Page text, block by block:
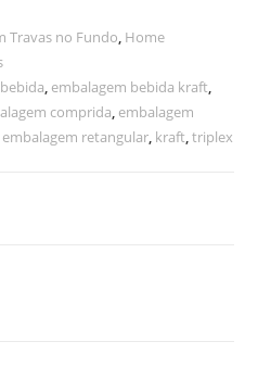
Travas no Fundo, Home
, embalagem bebida kraft,
comprida, embalagem
embalagem retangular, kraft,triplex